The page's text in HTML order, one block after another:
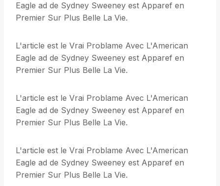
Eagle ad de Sydney Sweeney est Apparef en
Premier Sur Plus Belle La Vie.
L'article est le Vrai Problame Avec L'American
Eagle ad de Sydney Sweeney est Apparef en
Premier Sur Plus Belle La Vie.
L'article est le Vrai Problame Avec L'American
Eagle ad de Sydney Sweeney est Apparef en
Premier Sur Plus Belle La Vie.
L'article est le Vrai Problame Avec L'American
Eagle ad de Sydney Sweeney est Apparef en
Premier Sur Plus Belle La Vie.